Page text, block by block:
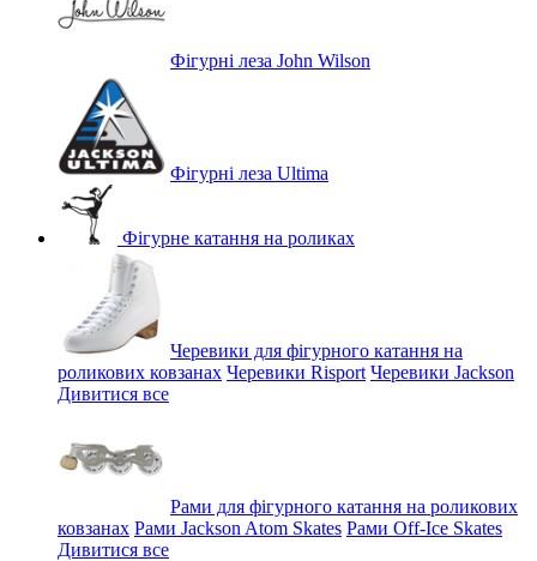
Фігурні леза John Wilson
Фігурні леза Ultima
Фігурне катання на роликах
Черевики для фігурного катання на
роликових ковзанах Черевики Risport Черевики Jackson
Дивитися все
Рами для фігурного катання на роликових
ковзанах Рами Jackson Atom Skates Рами Off-Ice Skates
Дивитися все